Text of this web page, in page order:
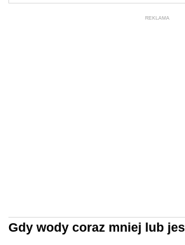
REKLAMA
Gdy wody coraz mniej lub